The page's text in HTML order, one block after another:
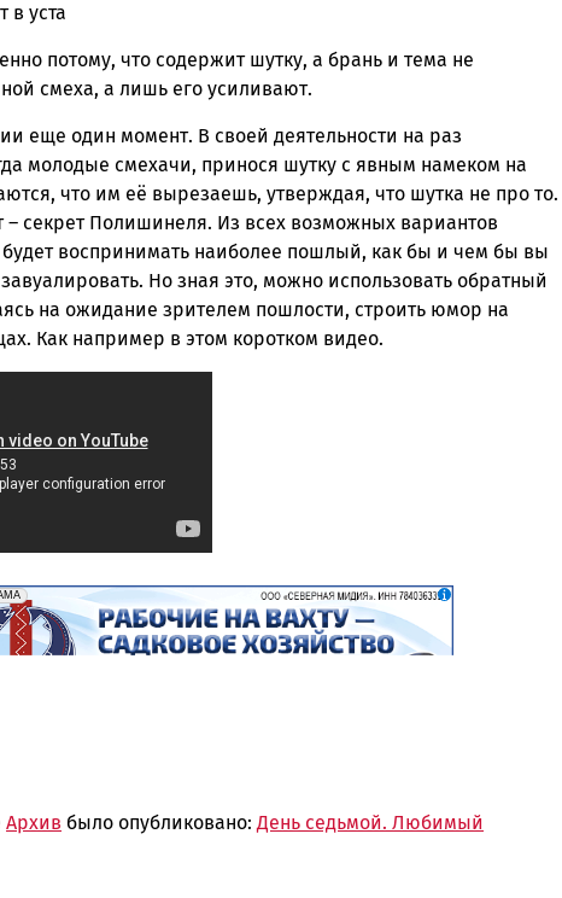
в уста
потому, что содержит шутку, а брань и тема не
смеха, а лишь его усиливают.
еще один момент. В своей деятельности на раз
молодые смехачи, принося шутку с явным намеком на
что им её вырезаешь, утверждая, что шутка не про то.
– секрет Полишинеля. Из всех возможных вариантов
воспринимать наиболее пошлый, как бы и чем бы вы
Но зная это, можно использовать обратный
на ожидание зрителем пошлости, строить юмор на
Как например в этом коротком видео.
Архив было опубликовано:День седьмой. Любимый